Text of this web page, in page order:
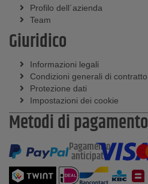
Profilo dell´azienda
Team
Giuridico
Informazioni legali
Condizioni generali di contratto
Protezione dati
Impostazioni dei cookie
Metodi di pagamento
Pagamento
anticipato